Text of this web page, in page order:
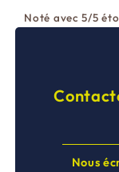
Noté avec 5/5
Nous